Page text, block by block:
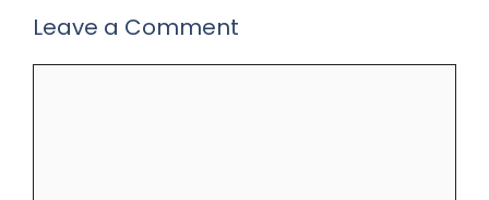
Leave a Comment